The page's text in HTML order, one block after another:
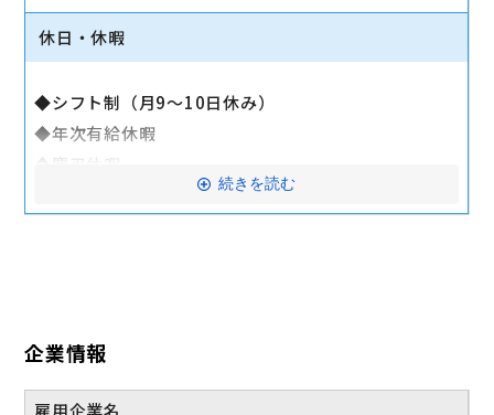
◆持株会制度
◆制服貸与
◆リロクラブ
└テーマパーク・映画・スポーツジム・旅行の優待な
ど
└ビアパーティー、クリスマスパーティーなど
◆ポイントプログラム
└ 個人実績に応じてポイントを付与。貯めたポイント
休日・休暇
◆シフト制（月9～10日休み）
◆年次有給休暇
◆慶弔休暇
◆ウェルネス休暇
続きを読む
企業情報
雇用企業名